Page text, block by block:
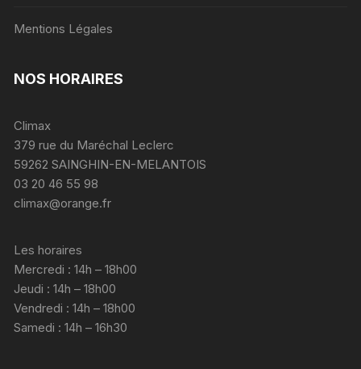
Mentions Légales
NOS HORAIRES
Climax
379 rue du Maréchal Leclerc
59262 SAINGHIN-EN-MELANTOIS
03 20 46 55 98
climax@orange.fr
Les horaires
Mercredi : 14h – 18h00
Jeudi : 14h – 18h00
Vendredi : 14h – 18h00
Samedi : 14h – 16h30